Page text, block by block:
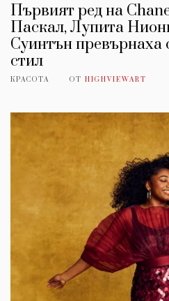
Първият ред на
Паскал, Лупита
Суинтън превърнаха
стил
КРАСОТА ОТ HIGHVIEWART